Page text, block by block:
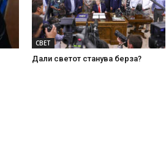
СВЕТ
Дали светот станува берза?